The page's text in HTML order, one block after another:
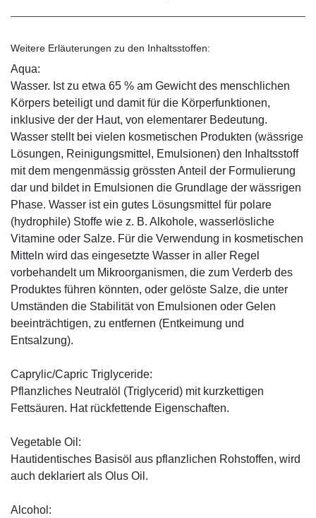
Weitere Erläuterungen zu den Inhaltsstoffen:
Aqua:
Wasser. Ist zu etwa 65 % am Gewicht des menschlichen
Körpers beteiligt und damit für die Körperfunktionen,
inklusive der der Haut, von elementarer Bedeutung.
Wasser stellt bei vielen kosmetischen Produkten (wässrige
Lösungen, Reinigungsmittel, Emulsionen) den Inhaltsstoff
mit dem mengenmässig grössten Anteil der Formulierung
dar und bildet in Emulsionen die Grundlage der wässrigen
Phase. Wasser ist ein gutes Lösungsmittel für polare
(hydrophile) Stoffe wie z. B. Alkohole, wasserlösliche
Vitamine oder Salze. Für die Verwendung in kosmetischen
Mitteln wird das eingesetzte Wasser in aller Regel
vorbehandelt um Mikroorganismen, die zum Verderb des
Produktes führen könnten, oder gelöste Salze, die unter
Umständen die Stabilität von Emulsionen oder Gelen
beeinträchtigen, zu entfernen (Entkeimung und
Entsalzung).
Caprylic/Capric Triglyceride:
Pflanzliches Neutralöl (Triglycerid) mit kurzkettigen
Fettsäuren. Hat rückfettende Eigenschaften.
Vegetable Oil:
Hautidentisches Basisöl aus pflanzlichen Rohstoffen, wird
auch deklariert als Olus Oil.
Alcohol: